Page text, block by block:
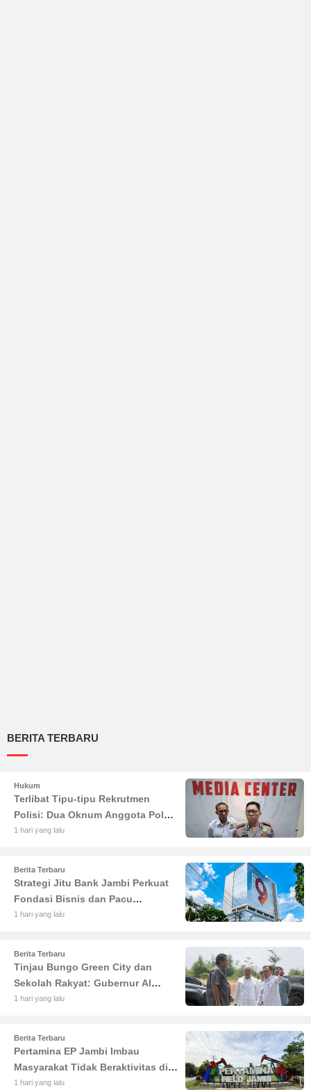
BERITA TERBARU
Hukum
Terlibat Tipu-tipu Rekrutmen
Polisi: Dua Oknum Anggota Polda
Jambi Diciduk Propam
1 hari yang lalu
Berita Terbaru
Strategi Jitu Bank Jambi Perkuat
Fondasi Bisnis dan Pacu
Pertumbuhan Ekonomi Jambi
1 hari yang lalu
Berita Terbaru
Tinjau Bungo Green City dan
Sekolah Rakyat: Gubernur Al
Haris Tekankan Sinergi
1 hari yang lalu
Berita Terbaru
Pertamina EP Jambi Imbau
Masyarakat Tidak Beraktivitas di
Atas Jalur Pipa Migas Demi
1 hari yang lalu